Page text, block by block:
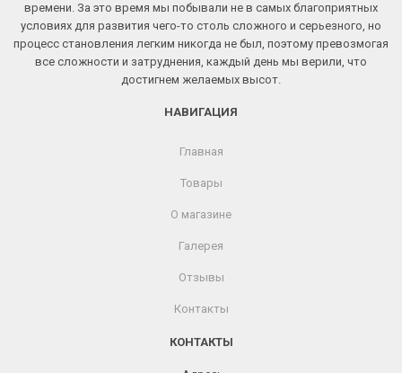
времени. За это время мы побывали не в самых благоприятных
условиях для развития чего-то столь сложного и серьезного, но
процесс становления легким никогда не был, поэтому превозмогая
все сложности и затруднения, каждый день мы верили, что
достигнем желаемых высот.
НАВИГАЦИЯ
Главная
Товары
О магазине
Галерея
Отзывы
Контакты
КОНТАКТЫ